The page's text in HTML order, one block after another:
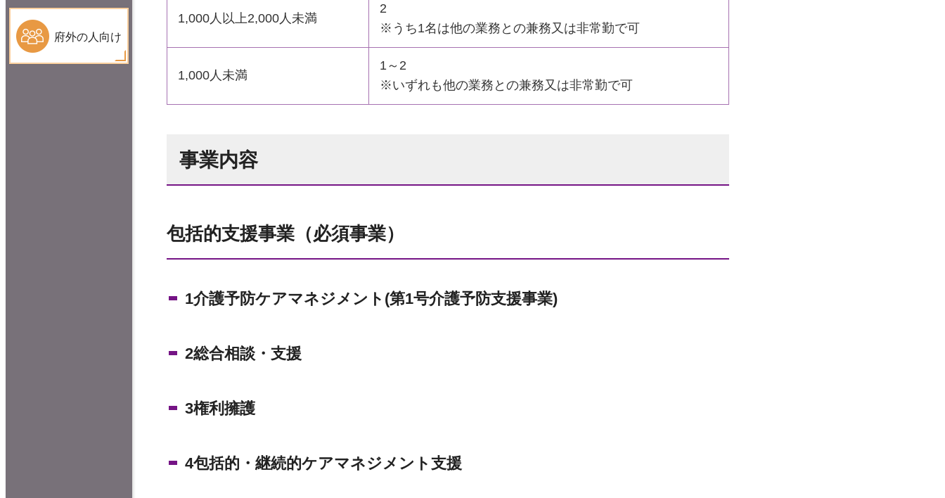
府外の人向け
1,000人以上2,000人未満
2
※うち1名は他の業務との兼務又は非常勤で可
1,000人未満
1～2
※いずれも他の業務との兼務又は非常勤で可
事業内容
包括的支援事業（必須事業）
1介護予防ケアマネジメント(第1号介護予防支援事業)
2総合相談・支援
3権利擁護
4包括的・継続的ケアマネジメント支援